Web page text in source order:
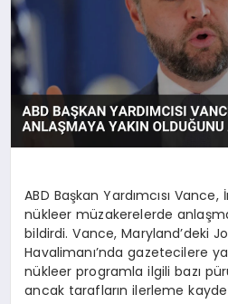
TEKNOLOJI
YAŞAM
ABD Başkan Yardımcısı
nükleer müzakerelerde
bildirdi. Vance, Maryland’deki
Havalimanı’nda gazetecilere
nükleer programla ilgili bazı
ancak tarafların ilerleme